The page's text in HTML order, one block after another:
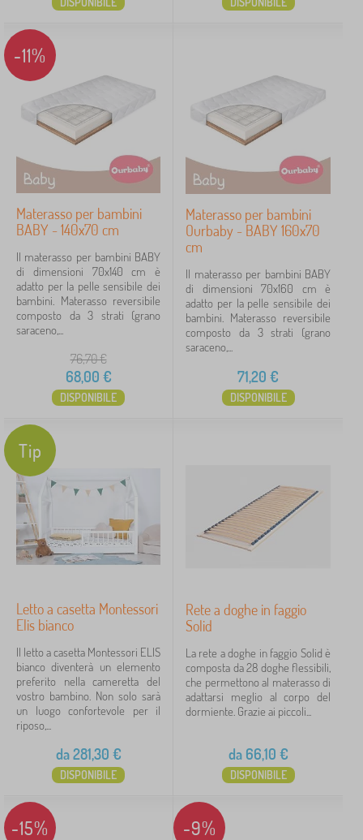
-11%
Materasso per bambini
BABY - 140x70 cm
Il materasso per bambini BABY
di dimensioni 70x140 cm è
adatto per la pelle sensibile dei
bambini. Materasso reversibile
composto da 3 strati (grano
saraceno,...
76,70€
68,00 €
DISPONIBILE
Materasso per bambini
Ourbaby - BABY 160x70
cm
Il materasso per bambini BABY
di dimensioni 70x160 cm è
adatto per la pelle sensibile dei
bambini. Materasso reversibile
composto da 3 strati (grano
saraceno,...
71,20 €
DISPONIBILE
Tip
Letto a casetta Montessori
Elis bianco
Il letto a casetta Montessori ELIS
bianco diventerà un elemento
preferito nella cameretta del
vostro bambino. Non solo sarà
un luogo confortevole per il
riposo,...
da281,30 €
DISPONIBILE
Rete a doghe in faggio
Solid
La rete a doghe in faggio Solid è
composta da 28 doghe flessibili,
che permettono al materasso di
adattarsi meglio al corpo del
dormiente. Grazie ai piccoli...
da66,10 €
DISPONIBILE
-15% -9%